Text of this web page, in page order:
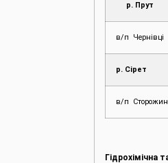
р. Прут
в/п Чернівці
р. Сірет
в/п
Гідрохімічна